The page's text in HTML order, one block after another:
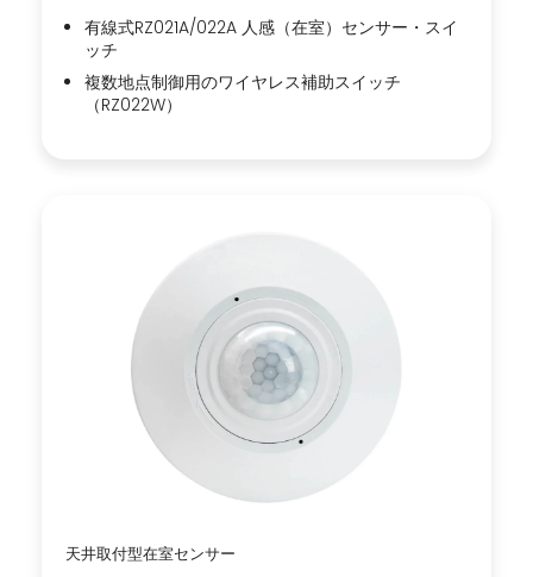
有線式RZ021A/022A 人感（在室）センサー・スイ
ッチ
複数地点制御用のワイヤレス補助スイッチ
（RZ022W）
天井取付型在室センサー